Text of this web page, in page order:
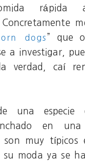
rápida
Concretamente
dogs ” que
a investigar,
verdad, caí
una especie
en una
son muy típicos
su moda ya se